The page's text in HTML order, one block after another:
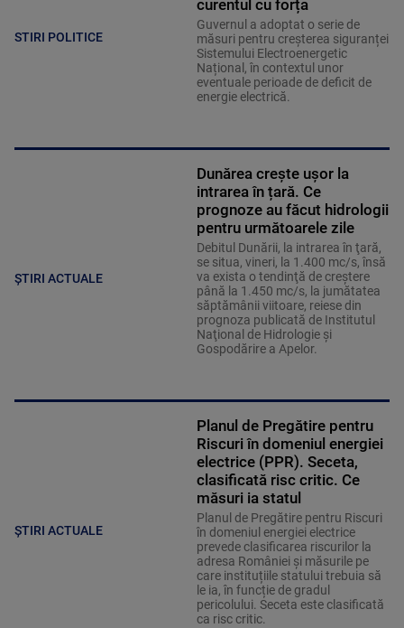
STIRI POLITICE
curentul cu forța
Guvernul a adoptat o serie de
măsuri pentru creșterea siguranței
Sistemului Electroenergetic
Național, în contextul unor
eventuale perioade de deficit de
energie electrică.
ȘTIRI ACTUALE
Dunărea crește ușor la
intrarea în țară. Ce
prognoze au făcut hidrologii
pentru următoarele zile
Debitul Dunării, la intrarea în ţară,
se situa, vineri, la 1.400 mc/s, însă
va exista o tendinţă de creştere
până la 1.450 mc/s, la jumătatea
săptămânii viitoare, reiese din
prognoza publicată de Institutul
Naţional de Hidrologie şi
Gospodărire a Apelor.
ȘTIRI ACTUALE
Planul de Pregătire pentru
Riscuri în domeniul energiei
electrice (PPR). Seceta,
clasificată risc critic. Ce
măsuri ia statul
Planul de Pregătire pentru Riscuri
în domeniul energiei electrice
prevede clasificarea riscurilor la
adresa României și măsurile pe
care instituțiile statului trebuia să
le ia, în funcție de gradul
pericolului. Seceta este clasificată
ca risc critic.